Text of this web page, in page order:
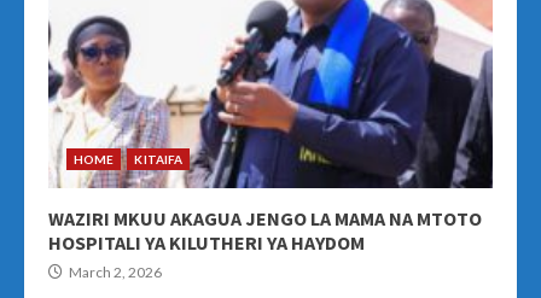
HOME KITAIFA
WAZIRI MKUU AKAGUA JENGO LA MAMA NA MTOTO
HOSPITALI YA KILUTHERI YA HAYDOM
March 2, 2026